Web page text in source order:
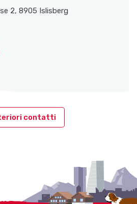
2, 8905 Islisberg
contatti